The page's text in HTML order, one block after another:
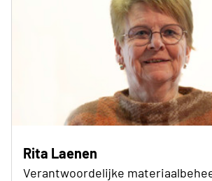
Rita Laenen
Verantwoordelijke